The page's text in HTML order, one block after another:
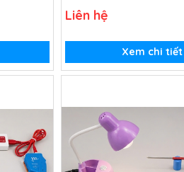
Liên hệ
Xem chi tiết